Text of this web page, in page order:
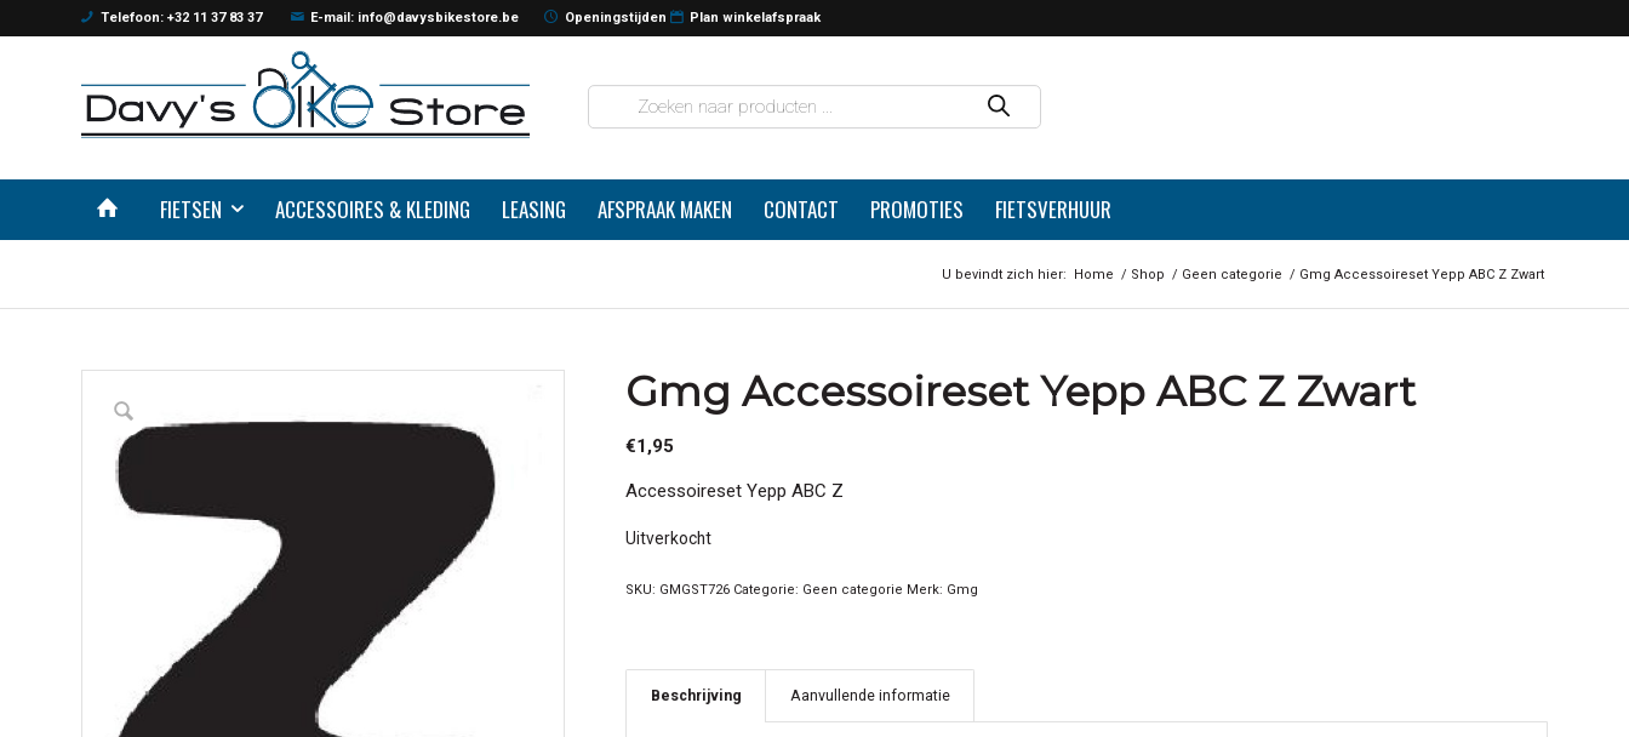
Telefoon: +32 11 37 83 37 E-mail: info@davysbikestore.be Openingstijden Plan winkelafspraak
FIETSEN ACCESSOIRES & KLEDING LEASING AFSPRAAK MAKEN CONTACT PROMOTIES FIETSVERHUUR
U bevindt zich hier: Home / Shop / Geen categorie / Gmg Accessoireset Yepp ABC Z Zwart
Gmg Accessoireset Yepp ABC Z Zwart
€1,95
Accessoireset Yepp ABC Z
Uitverkocht
SKU: GMGST726 Categorie: Geen categorie Merk: Gmg
Beschrijving Aanvullende informatie